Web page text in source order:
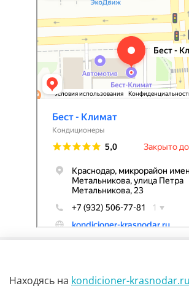
Находясь на kondicioner-krasnodar.ru